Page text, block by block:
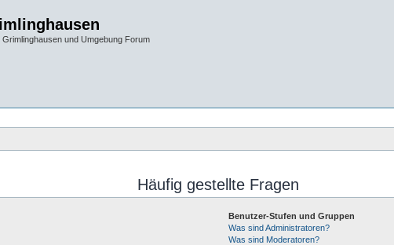
und Umgebung Forum
Häufig gestellte Fragen
Benutzer-Stufen und Gruppen
Was sind Administratoren?
Was sind Moderatoren?